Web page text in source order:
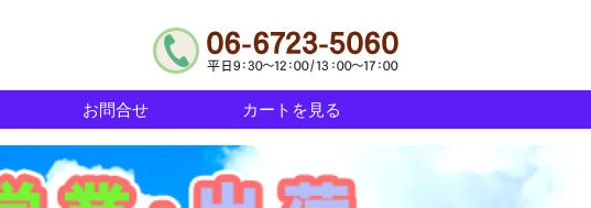
お問合せ カートを見る